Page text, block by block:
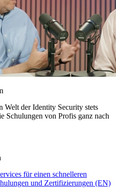
Welt der Identity Security stets
Schulungen von Profis ganz nach
für einen schnelleren
und Zertifizierungen (EN)